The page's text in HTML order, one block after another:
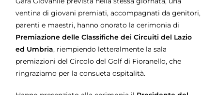
ventina di giovani premiati, accompagnati da genitori,
parenti e maestri, hanno onorato la cerimonia di
Premiazione delle Classifiche dei Circuiti del Lazio
ed Umbria, riempiendo letteralmente la sala
premiazioni del Circolo del Golf di Fioranello, che
ringraziamo per la consueta ospitalità.